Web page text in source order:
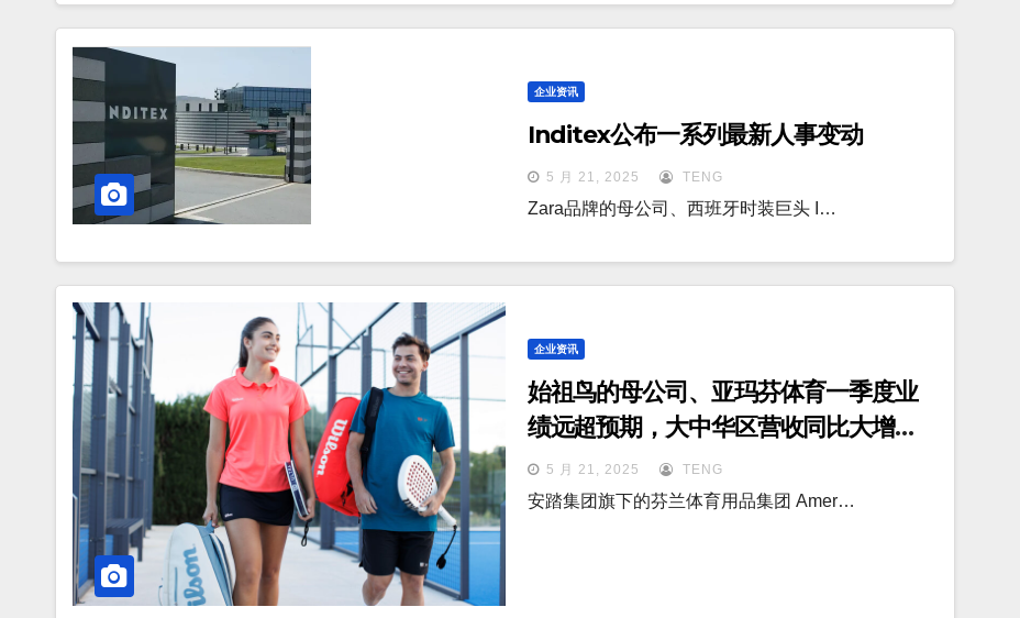
企业资讯
Inditex公布一系列最新人事变动
5 月 21, 2025 TENG
Zara品牌的母公司、西班牙时装巨头 I…
企业资讯
始祖鸟的母公司、亚玛芬体育一季度业
绩远超预期，大中华区营收同比大增
43%5 月 21, 2025 TENG
安踏集团旗下的芬兰体育用品集团 Amer…